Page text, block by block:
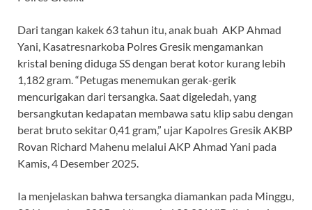
Dari tangan kakek 63 tahun itu, anak buah AKP Ahmad
Yani, Kasatresnarkoba Polres Gresik mengamankan
kristal bening diduga SS dengan berat kotor kurang lebih
1,182 gram. “Petugas menemukan gerak-gerik
mencurigakan dari tersangka. Saat digeledah, yang
bersangkutan kedapatan membawa satu klip sabu dengan
berat bruto sekitar 0,41 gram,” ujar Kapolres Gresik AKBP
Rovan Richard Mahenu melalui AKP Ahmad Yani pada
Kamis, 4 Desember 2025.
Ia menjelaskan bahwa tersangka diamankan pada Minggu,